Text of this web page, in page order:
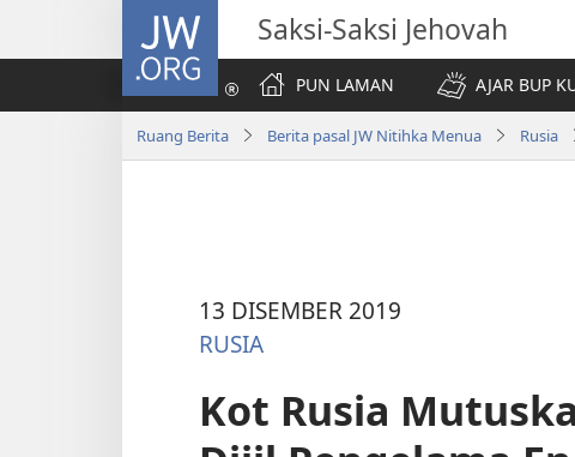
JW.ORG Saksi-Saksi Jehovah
PUN LAMAN
AJAR BUP
Ruang Berita Berita pasal JW Nitihka Menua Rusia
13 DISEMBER 2019
RUSIA
Kot Rusia